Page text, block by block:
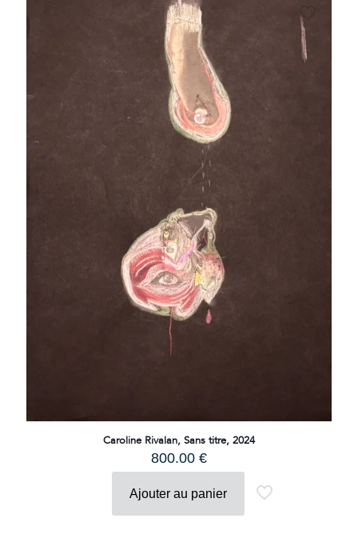
Caroline Rivalan, Sans titre, 2024
800.00 €
Ajouter au panier